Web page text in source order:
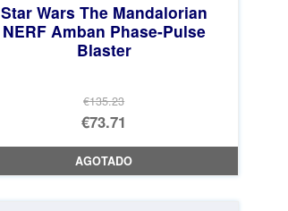
Star Wars The Mandalorian
NERF Amban Phase-Pulse
Blaster
€135.23
El
precio
original
€73.71
El
precio
AGOTADO